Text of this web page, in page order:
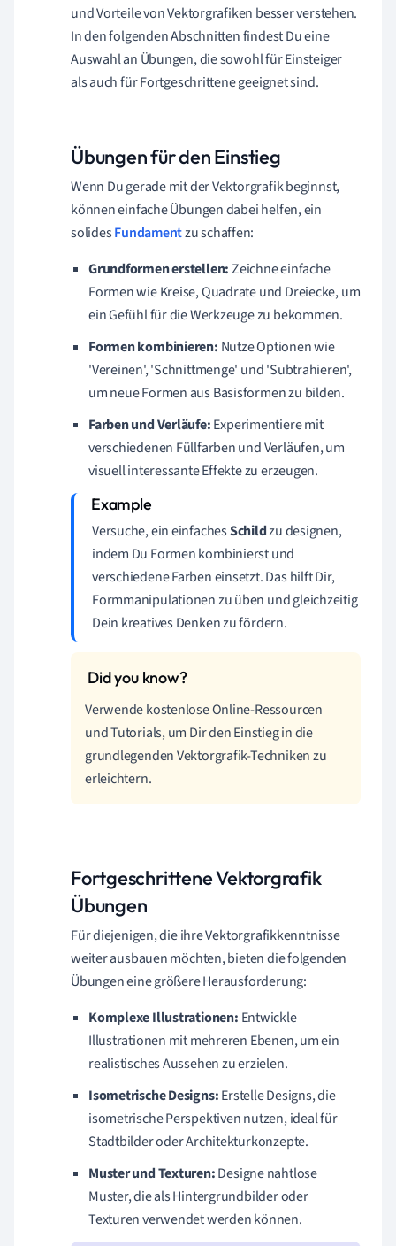
und Vorteile von Vektorgrafiken besser verstehen.
In den folgenden Abschnitten findest Du eine
Auswahl an Übungen, die sowohl für Einsteiger
als auch für Fortgeschrittene geeignet sind.
Übungen für den Einstieg
Wenn Du gerade mit der Vektorgrafik beginnst,
können einfache Übungen dabei helfen, ein
solidesFundamentzu schaffen:
Grundformen erstellen:Zeichne einfache
Formen wie Kreise, Quadrate und Dreiecke, um
ein Gefühl für die Werkzeuge zu bekommen.
Formen kombinieren: Nutze Optionen wie
'Vereinen', 'Schnittmenge' und 'Subtrahieren',
um neue Formen aus Basisformen zu bilden.
Farben und Verläufe:Experimentiere mit
verschiedenen Füllfarben und Verläufen, um
visuell interessante Effekte zu erzeugen.
Versuche, ein einfachesSchildzu designen,
indem Du Formen kombinierst und
verschiedene Farben einsetzt. Das hilft Dir,
Formmanipulationen zu üben und gleichzeitig
Dein kreatives Denken zu fördern.
Verwende kostenlose Online-Ressourcen
und Tutorials, um Dir den Einstieg in die
grundlegenden Vektorgrafik-Techniken zu
erleichtern.
Fortgeschrittene Vektorgrafik
Übungen
Für diejenigen, die ihre Vektorgrafikkenntnisse
weiter ausbauen möchten, bieten die folgenden
Übungen eine größere Herausforderung:
Komplexe Illustrationen: Entwickle
Illustrationen mit mehreren Ebenen, um ein
realistisches Aussehen zu erzielen.
Isometrische Designs:Erstelle Designs, die
isometrische Perspektiven nutzen, ideal für
Stadtbilder oder Architekturkonzepte.
Muster und Texturen:Designe nahtlose
Muster, die als Hintergrundbilder oder
Texturen verwendet werden können.